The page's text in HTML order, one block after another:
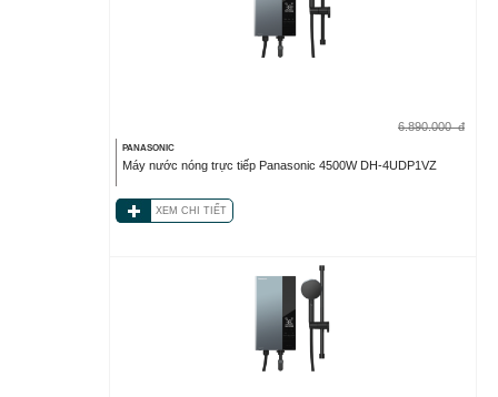
6.890.000 đ
PANASONIC
Máy nước nóng trực tiếp Panasonic 4500W DH-4UDP1VZ
XEM CHI TIẾT